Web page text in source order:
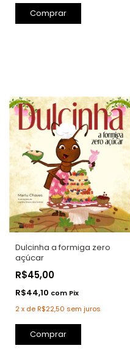
Comprar
Dulcinha a formiga zero
açúcar
R$45,00
R$44,10 com Pix
2x deR$22,50 sem juros
Comprar